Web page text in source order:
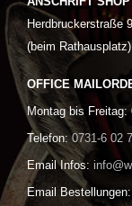
Herdbruckerstraße
(beim Rathausplatz)
OFFICE
Montag bis Freitag:
Telefon: 0731-6 02
Email Infos:
Email Bestellungen: